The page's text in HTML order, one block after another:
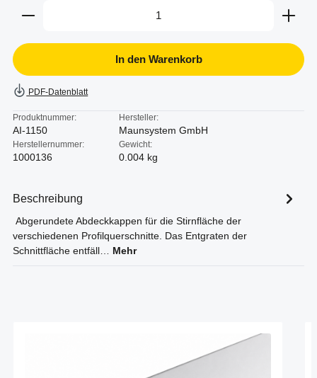
Produkt Anzahl: Gib den gewünschten Wert ein
In den Warenkorb
PDF-Datenblatt
Produktnummer:
AI-1150
Hersteller:
Maunsystem GmbH
Herstellernummer:
1000136
Gewicht:
0.004 kg
Beschreibung
Abgerundete Abdeckkappen für die Stirnfläche der
verschiedenen Profilquerschnitte. Das Entgraten der
Schnittfläche entfäll… Mehr